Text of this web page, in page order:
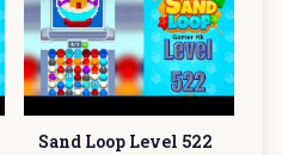
Sand Loop Level 522